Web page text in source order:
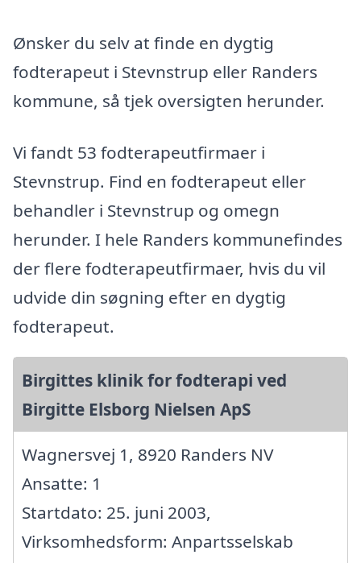
Ønsker du selv at finde en dygtig
fodterapeut i Stevnstrup eller Randers
kommune, så tjek oversigten herunder.
Vi fandt 53 fodterapeutfirmaer i
Stevnstrup. Find en fodterapeut eller
behandler i Stevnstrup og omegn
herunder. I hele Randers kommunefindes
der flere fodterapeutfirmaer, hvis du vil
udvide din søgning efter en dygtig
fodterapeut.
Birgittes klinik for fodterapi ved
Birgitte Elsborg Nielsen ApS
Wagnersvej 1, 8920 Randers NV
Ansatte: 1
Startdato: 25. juni 2003,
Virksomhedsform: Anpartsselskab